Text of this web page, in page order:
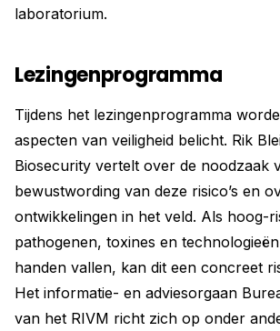
laboratorium.
Lezingenprogramma
Tijdens het lezingenprogramma
aspecten van veiligheid belicht. Rik
Biosecurity vertelt over de noodzaak
bewustwording van deze risico’s en
ontwikkelingen in het veld. Als hoog-
pathogenen, toxines en
handen vallen, kan dit een concreet
Het informatie- en adviesorgaan
van het RIVM richt zich op onder